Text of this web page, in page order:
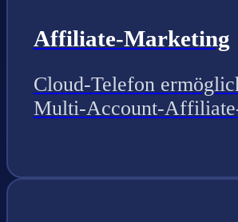
Affiliate-Marketing
Cloud-Telefon
Multi-Account-